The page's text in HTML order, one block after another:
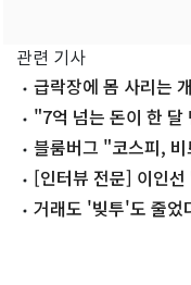
관련 기사
급락장에 몸 사리는
70% 증발
"7억 넘는 돈이 한
은행원 '고통'
블룸버그 "코스피,
변동성
[인터뷰 전문] 이인
동산 잔혹사'"
거래도 '빚투'도 줄